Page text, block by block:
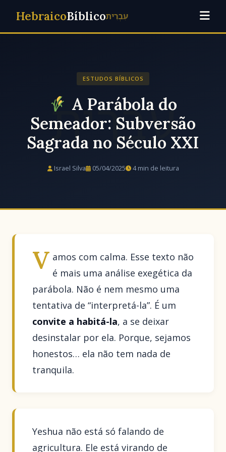
HebraicoBíblicoעִבְרִית
ESTUDOS BÍBLICOS
A Parábola do
Semeador: Subversão
Sagrada no Século XXI
Israel Silva 05/04/2025 4 min de leitura
V amos com calma. Esse texto não
é mais uma análise exegética da
parábola. Não é nem mesmo uma
tentativa de “interpretá-la”. É um
convite a habitá-la, a se deixar
desinstalar por ela. Porque, sejamos
honestos… ela não tem nada de
tranquila.
Yeshua não está só falando de
agricultura. Ele está virando de